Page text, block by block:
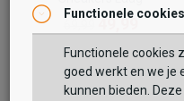
Maat:
49,99
Functionele cookies
Functionele cookies
goed werkt en we je
kunnen bieden.